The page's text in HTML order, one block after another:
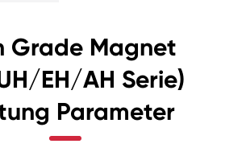
Grade Magnet
EH/AH Serie)
Parameter